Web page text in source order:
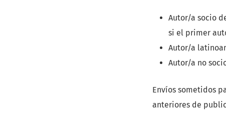
Autor/a socio
si el primer
Autor/a
Autor/a no
Envíos sometidos
anteriores de